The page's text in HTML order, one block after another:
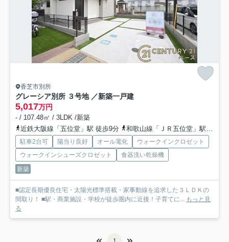
香芝市別所
グレーシア別所 ３号地 ／新築一戸建
5,017万円
- / 107.48㎡ / 3LDK /新築
近鉄大阪線「五位堂」駅 徒歩9分
和歌山線「ＪＲ五位堂」駅 徒歩10分
駐車2台可 陽当り良好 オール電化
ウォークインクロゼット
ウォークインシューズクロゼット
食器洗い乾燥機
新築
■認定長期優良住宅・太陽光標準搭載・家事動線を追求した３ＬＤＫの
間取り！ ■駅・商業施設・学校が徒歩圏内に近接！子育てに... もっと見
る